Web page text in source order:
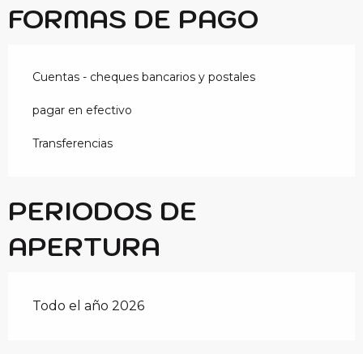
FORMAS DE PAGO
Cuentas - cheques bancarios y postales
pagar en efectivo
Transferencias
PERIODOS DE
APERTURA
Todo el año 2026